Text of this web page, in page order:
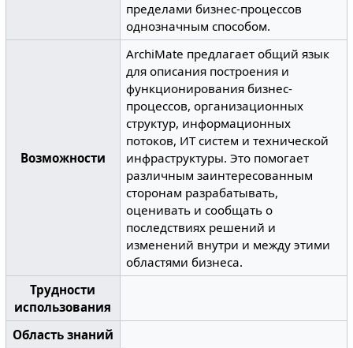
пределами бизнес-процессов
однозначным способом.
Возможности
ArchiMate предлагает общий язык
для описания построения и
функционирования бизнес-
процессов, организационных
структур, информационных
потоков, ИТ систем и технической
инфраструктуры. Это помогает
различным заинтересованным
сторонам разрабатывать,
оценивать и сообщать о
последствиях решений и
изменений внутри и между этими
областями бизнеса.
Трудности
использования
Область знаний